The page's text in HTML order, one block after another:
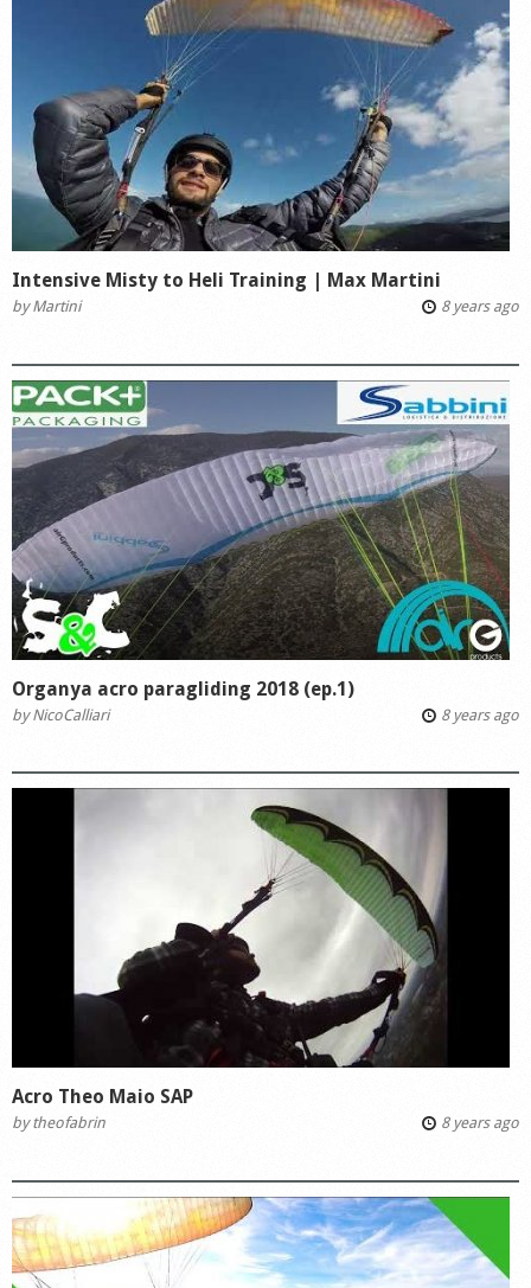
Intensive Misty to Heli Training | Max Martini
byMartini 8 years ago
Organya acro paragliding 2018 (ep.1)
byNicoCalliari 8 years ago
Acro Theo Maio SAP
bytheofabrin 8 years ago